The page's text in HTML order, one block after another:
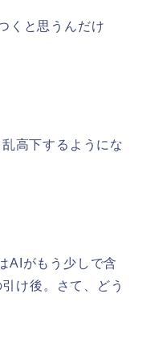
くと思うんだけ
高下するようにな
AIがもう少しで含
け後。さて、どう